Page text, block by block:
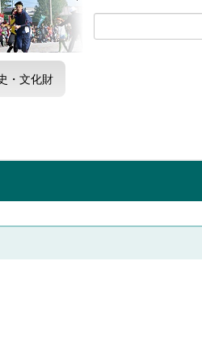
・文化財